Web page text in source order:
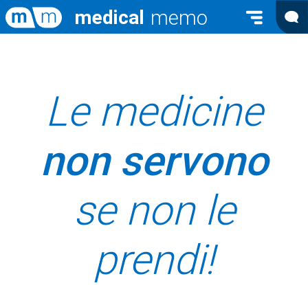
Download
FAQ
SCARICA
Le medicine
non servono
se non le
prendi!